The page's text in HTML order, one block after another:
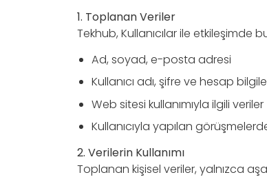
1. Toplanan Veriler
Tekhub, Kullanıcılar ile etkileşimde
Ad, soyad, e-posta adresi
Kullanıcı adı, şifre ve hesap
Web sitesi kullanımıyla ilgili
Kullanıcıyla yapılan
2. Verilerin Kullanımı
Toplanan kişisel veriler, yalnızca